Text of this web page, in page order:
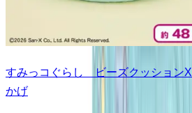
すみっコぐらし ビーズクッショ
かげ